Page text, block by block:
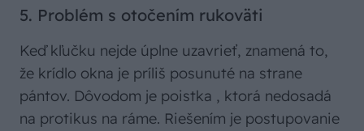
5. Problém s otočením rukoväti
Keď kľučku nejde úplne uzavrieť, znamená to,
že krídlo okna je príliš posunuté na strane
pántov. Dôvodom je poistka , ktorá nedosadá
na protikus na ráme. Riešením je postupovanie